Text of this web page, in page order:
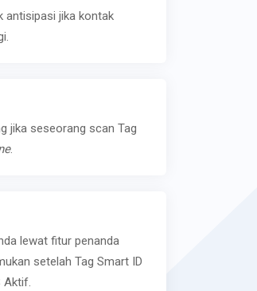
antisipasi jika kontak
jika seseorang scan Tag
.
lewat fitur penanda
setelah Tag Smart ID
Aktif.